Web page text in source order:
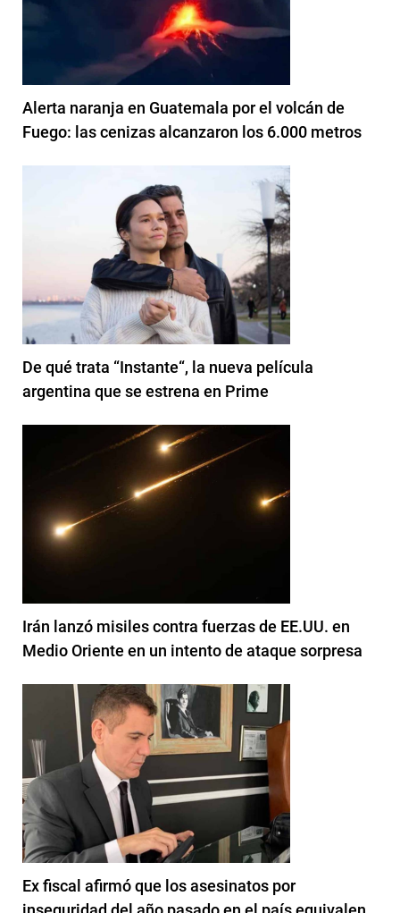
Alerta naranja en Guatemala por el volcán de
Fuego: las cenizas alcanzaron los 6.000 metros
De qué trata “Instante“, la nueva película
argentina que se estrena en Prime
Irán lanzó misiles contra fuerzas de EE.UU. en
Medio Oriente en un intento de ataque sorpresa
Ex fiscal afirmó que los asesinatos por